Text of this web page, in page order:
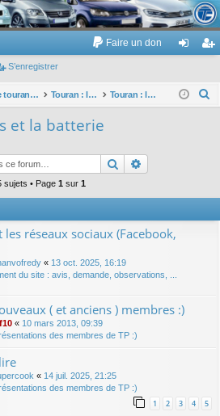
du Volkswagen Touran
Faire un don
ne nr
S’enregistrer
Le touran dans ses versions I (V1 V2 V3) et II ... Touran : les équipements électriques et électroniques Touran : les fusibles et la batterie
c
et la batterie
Rechercher
sujets • Page 1 sur 1
réseaux sociaux (Facebook,
« 13 oct. 2025, 16:19
du site : avis, demande, observations, ...
( et anciens ) membres :)
« 10 mars 2013, 09:39
des membres de TP :)
« 14 juil. 2025, 21:25
des membres de TP :)
1 2 3 4 5